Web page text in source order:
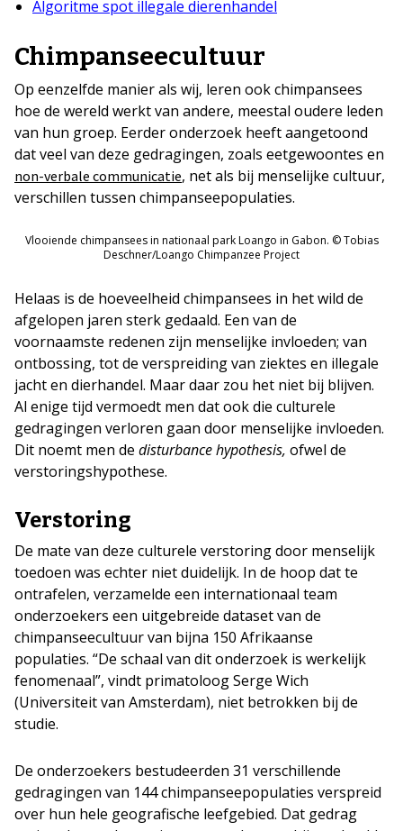
Algoritme spot illegale dierenhandel
Chimpanseecultuur
Op eenzelfde manier als wij, leren ook chimpansees
hoe de wereld werkt van andere, meestal oudere leden
van hun groep. Eerder onderzoek heeft aangetoond
dat veel van deze gedragingen, zoals eetgewoontes en
non-verbale communicatie, net als bij menselijke cultuur,
verschillen tussen chimpanseepopulaties.
Vlooiende chimpansees in nationaal park Loango in Gabon. © Tobias
Deschner/Loango Chimpanzee Project
Helaas is de hoeveelheid chimpansees in het wild de
afgelopen jaren sterk gedaald. Een van de
voornaamste redenen zijn menselijke invloeden; van
ontbossing, tot de verspreiding van ziektes en illegale
jacht en dierhandel. Maar daar zou het niet bij blijven.
Al enige tijd vermoedt men dat ook die culturele
gedragingen verloren gaan door menselijke invloeden.
Dit noemt men de disturbance hypothesis, ofwel de
verstoringshypothese.
Verstoring
De mate van deze culturele verstoring door menselijk
toedoen was echter niet duidelijk. In de hoop dat te
ontrafelen, verzamelde een internationaal team
onderzoekers een uitgebreide dataset van de
chimpanseecultuur van bijna 150 Afrikaanse
populaties. “De schaal van dit onderzoek is werkelijk
fenomenaal”, vindt primatoloog Serge Wich
(Universiteit van Amsterdam), niet betrokken bij de
studie.
De onderzoekers bestudeerden 31 verschillende
gedragingen van 144 chimpanseepopulaties verspreid
over hun hele geografische leefgebied. Dat gedrag